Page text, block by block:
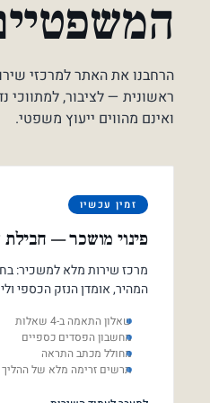
הרחבנו את האתר למרכזי
ראשונית — לציבור, למתווכי
ואינם מהווים ייעוץ משפטי.
זמין עכשיו
פינוי מושכר —
מרכז שירות מלא למשכיר:
המהיר, אומדן הנזק הכספי
שאלון התאמה ב-4 שאלות
מחשבון הפסדים כספיים
מחולל מכתב התראה
תרשים זרימה מלא של ההליך